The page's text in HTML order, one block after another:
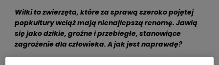
Wilki to zwierzęta, które za sprawą szeroko pojętej
popkultury wciąż mają nienajlepszą renomę. Jawią
się jako dzikie, groźne i przebiegłe, stanowiące
zagrożenie dla człowieka. A jak jest naprawdę?